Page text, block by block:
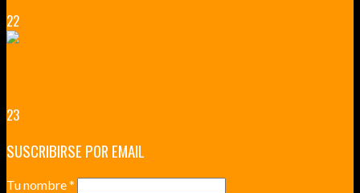
22
23
SUSCRIBIRSE POR EMAIL
Tu nombre*